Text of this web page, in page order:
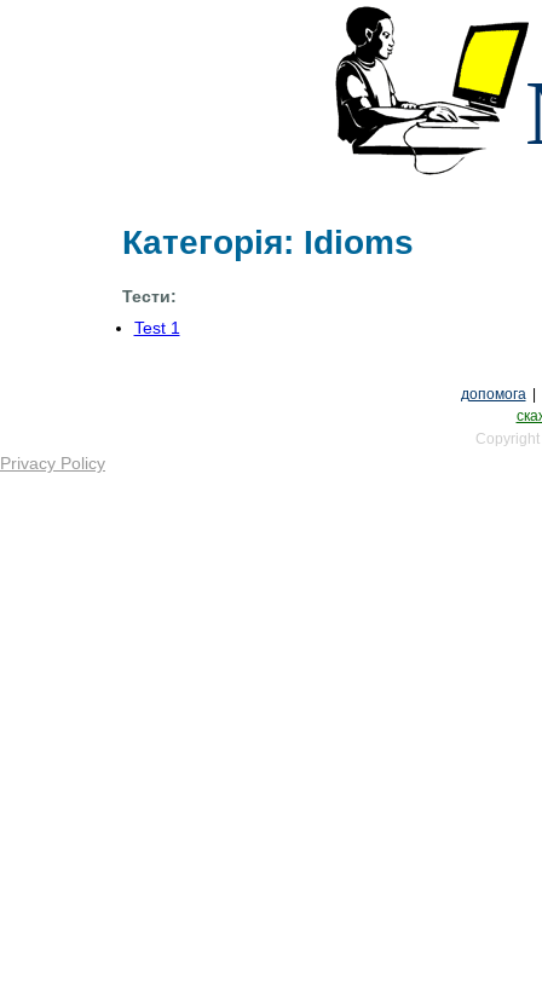
Категорія: Idioms
Тести:
Test 1
допомога
Privacy Policy